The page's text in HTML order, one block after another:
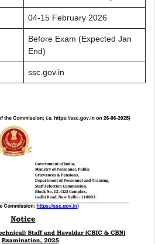
04-15 February 2026
Before Exam (Expected Jan
End)
ssc.gov.in